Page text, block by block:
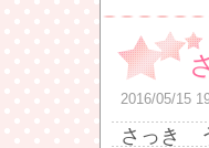
2016/05/15
さっき